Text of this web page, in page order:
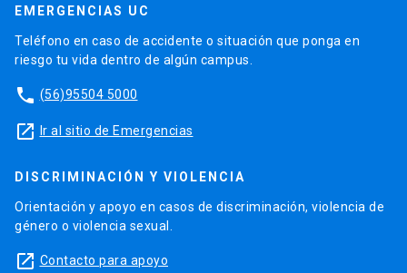
EMERGENCIAS UC
Teléfono en caso de accidente o situación que ponga en
riesgo tu vida dentro de algún campus.
phone (56)95504 5000
launch Ir al sitio de Emergencias
DISCRIMINACIÓN Y VIOLENCIA
Orientación y apoyo en casos de discriminación, violencia de
género o violencia sexual.
launch Contacto para apoyo